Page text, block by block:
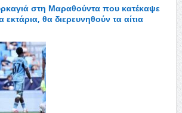
στη Μαραθούντα που κατέκαψε
θα διερευνηθούν τα αίτια